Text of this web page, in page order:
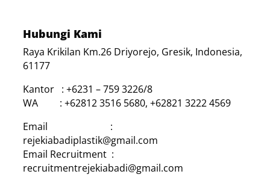
Hubungi Kami
Raya Krikilan Km.26 Driyorejo, Gresik, Indonesia,
61177
Kantor : +6231 – 759 3226/8
WA : +62812 3516 5680, +62821 3222 4569
Email :
rejekiabadiplastik@gmail.com
Email Recruitment :
recruitmentrejekiabadi@gmail.com